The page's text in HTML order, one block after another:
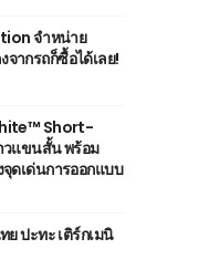
จำหน่าย
ากรถก็ซื้อได้เลย!
Short-
วแขนสั้น พร้อม
ดเด่นการออกแบบ
ปะทะ เติร์กเมนิ